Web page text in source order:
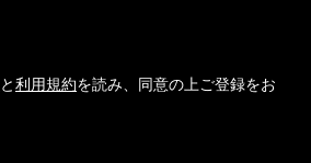
と利用規約を読み、同意の上ご登録をお